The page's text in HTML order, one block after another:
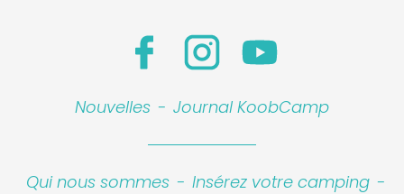
Nouvelles - Journal KoobCamp
Qui nous sommes - Insérez votre camping -